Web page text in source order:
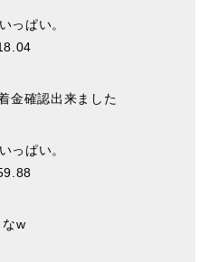
っぱい。
金確認出来ました
っぱい。
w